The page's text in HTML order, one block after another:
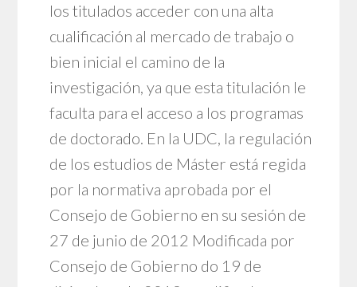
los titulados acceder con una alta
cualificación al mercado de trabajo o
bien inicial el camino de la
investigación, ya que esta titulación le
faculta para el acceso a los programas
de doctorado. En la UDC, la regulación
de los estudios de Máster está regida
por la normativa aprobada por el
Consejo de Gobierno en su sesión de
27 de junio de 2012 Modificada por
Consejo de Gobierno do 19 de